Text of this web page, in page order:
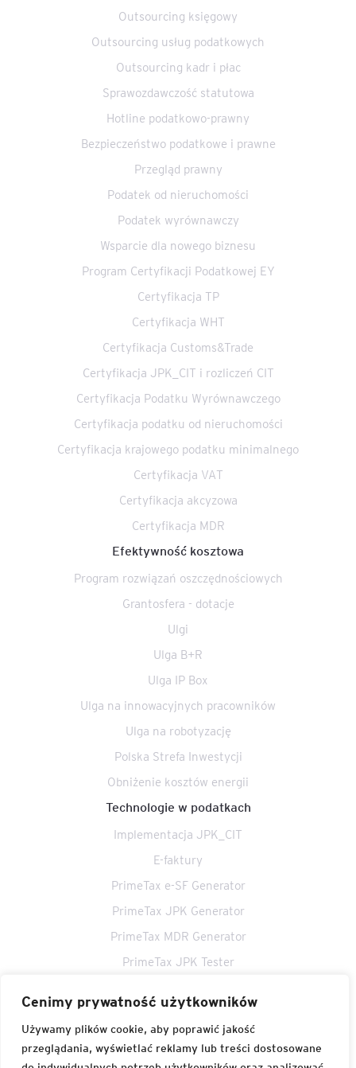
Cenimy prywatność użytkowników
Używamy plików cookie, aby poprawić jakość
przeglądania, wyświetlać reklamy lub treści dostosowane
Outsourcing księgowy
Outsourcing usług podatkowych
Outsourcing kadr i płac
Sprawozdawczość statutowa
Hotline podatkowo-prawny
Bezpieczeństwo podatkowe i prawne
Przegląd prawny
Podatek od nieruchomości
Podatek wyrównawczy
Wsparcie dla nowego biznesu
Program Certyfikacji Podatkowej EY
Certyfikacja TP
Certyfikacja WHT
Certyfikacja Customs&Trade
Certyfikacja JPK_CIT i rozliczeń CIT
Certyfikacja Podatku Wyrównawczego
Certyfikacja podatku od nieruchomości
Certyfikacja krajowego podatku minimalnego
Certyfikacja VAT
Certyfikacja akcyzowa
Certyfikacja MDR
Efektywność kosztowa
Program rozwiązań oszczędnościowych
Grantosfera - dotacje
Ulgi
Ulga B+R
Ulga IP Box
Ulga na innowacyjnych pracowników
Ulga na robotyzację
Polska Strefa Inwestycji
Obniżenie kosztów energii
Technologie w podatkach
Implementacja JPK_CIT
E-faktury
PrimeTax e-SF Generator
PrimeTax JPK Generator
PrimeTax MDR Generator
PrimeTax JPK Tester
PrimeTax NIP Tester
PrimeTax Biała Lista Tester